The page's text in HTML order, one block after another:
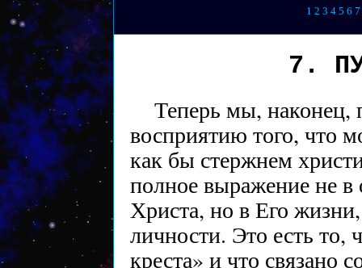
1 2 3 4 5 6 7
7.
Теперь мы, наконец,
восприятию того, что
как бы стержнем
полное выражение не
Христа, но в Его
личности. Это есть то,
креста» и что связано